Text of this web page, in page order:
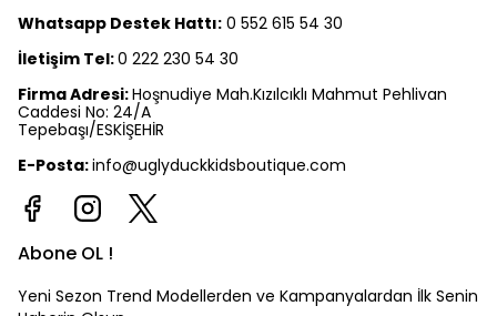
Whatsapp Destek Hattı: 0 552 615 54 30
İletişim Tel:0 222 230 54 30
Firma Adresi:Hoşnudiye Mah.Kızılcıklı Mahmut Pehlivan
Caddesi No: 24/A
Tepebaşı/ESKİŞEHİR
E-Posta:info@uglyduckkidsboutique.com
Abone OL !
Yeni Sezon Trend Modellerden ve Kampanyalardan İlk Senin